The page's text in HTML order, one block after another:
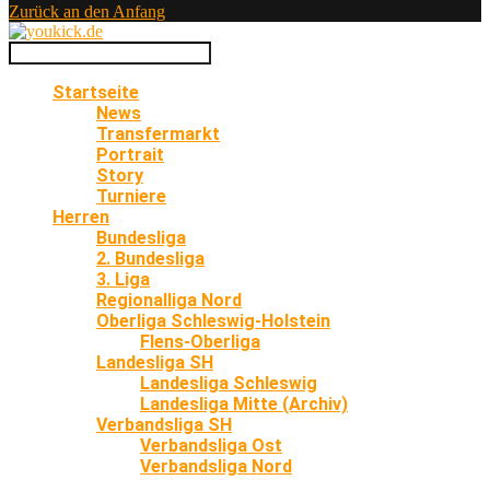
Zurück an den Anfang
Startseite
News
Transfermarkt
Portrait
Story
Turniere
Herren
Bundesliga
2. Bundesliga
3. Liga
Regionalliga Nord
Oberliga Schleswig-Holstein
Flens-Oberliga
Landesliga SH
Landesliga Schleswig
Landesliga Mitte (Archiv)
Verbandsliga SH
Verbandsliga Ost
Verbandsliga Nord